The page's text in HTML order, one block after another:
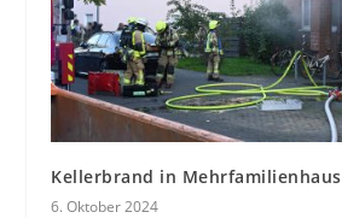
Kellerbrand in Mehrfamilienhaus
6. Oktober 2024